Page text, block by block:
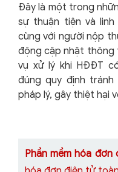
Đây là một trong
sự thuận tiện và
cùng với người nộp
động cập nhật thông
vụ xử lý khi HĐĐT
đúng quy định
pháp lý, gây thiệt hại
Phần mềm hóa